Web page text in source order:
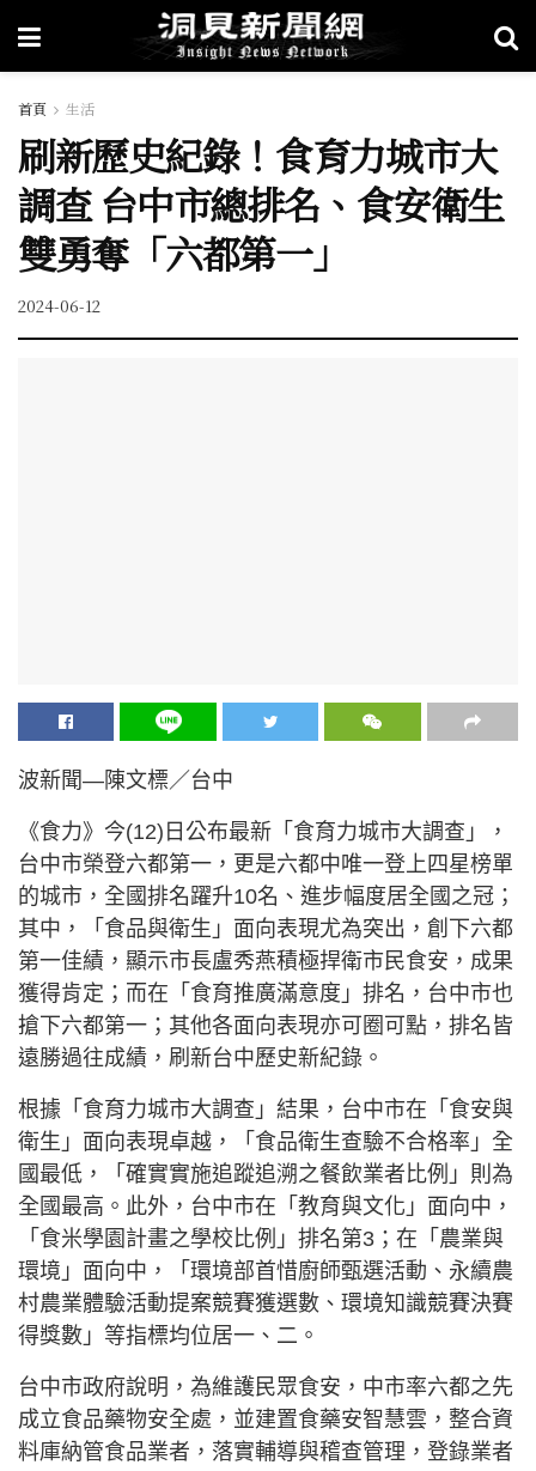
首頁 生活
刷新歷史紀錄！食育力城市大
調查 台中市總排名、食安衛生
雙勇奪「六都第一」
2024-06-12
波新聞—陳文標／台中
《食力》今(12)日公布最新「食育力城市大調查」，
台中市榮登六都第一，更是六都中唯一登上四星榜單
的城市，全國排名躍升10名、進步幅度居全國之冠；
其中，「食品與衛生」面向表現尤為突出，創下六都
第一佳績，顯示市長盧秀燕積極捍衛市民食安，成果
獲得肯定；而在「食育推廣滿意度」排名，台中市也
搶下六都第一；其他各面向表現亦可圈可點，排名皆
遠勝過往成績，刷新台中歷史新紀錄。
根據「食育力城市大調查」結果，台中市在「食安與
衛生」面向表現卓越，「食品衛生查驗不合格率」全
國最低，「確實實施追蹤追溯之餐飲業者比例」則為
全國最高。此外，台中市在「教育與文化」面向中，
「食米學園計畫之學校比例」排名第3；在「農業與
環境」面向中，「環境部首惜廚師甄選活動、永續農
村農業體驗活動提案競賽獲選數、環境知識競賽決賽
得獎數」等指標均位居一、二。
台中市政府說明，為維護民眾食安，中市率六都之先
成立食品藥物安全處，並建置食藥安智慧雲，整合資
料庫納管食品業者，落實輔導與稽查管理，登錄業者